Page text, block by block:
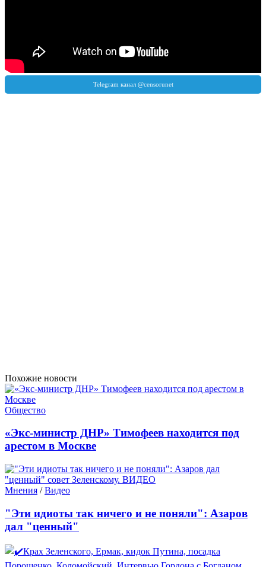
Похожие новости
Общество
«Экс-министр ДНР» Тимофеев находится под
арестом в Москве
Мнения /Видео
"Эти идиоты так ничего и не поняли": Азаров
дал "ценный"